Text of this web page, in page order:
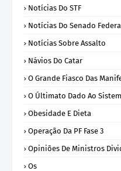
Notícias Do STF
Notícias Do Senado
Notícias Sobre Assalto
Návios Do Catar
O Grande Fiasco Das
O Últimato Dado Ao
Obesidade E Dieta
Operação Da PF Fase 3
Opiniões De Ministros
Os